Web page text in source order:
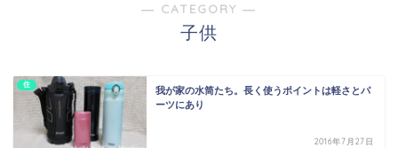
― CATEGORY ―
子供
住
我が家の水筒たち。長く使うポイントは軽さとパ
ーツにあり
2016年7月27日